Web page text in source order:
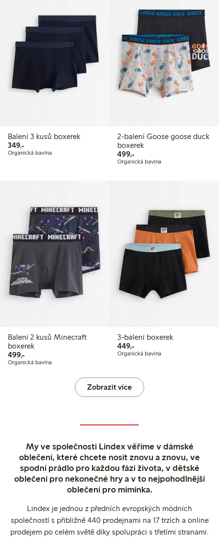
Balení 3 kusů boxerek
349,-349,00 Kč
Organická bavlna
2-balení Goose goose duck
boxerek
499,-499,00 Kč
Organická bavlna
Balení 2 kusů Minecraft
boxerek
499,-499,00 Kč
Organická bavlna
3-balení boxerek
449,-449,00 Kč
Organická bavlna
Zobrazit více
My ve společnosti Lindex věříme v dámské
oblečení, které chcete nosit znovu a znovu, ve
spodní prádlo pro každou fázi života, v dětské
oblečení pro nekonečné hry a v to nejpohodlnější
oblečení pro miminka.
Lindex je jednou z předních evropských módních
společností s přibližně 440 prodejnami na 17 trzích a online
prodejem po celém světě díky spolupráci s třetími stranami.